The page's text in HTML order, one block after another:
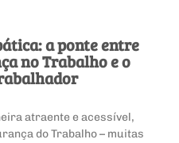
a ponte entre
no Trabalho e o
atraente e acessível,
do Trabalho – muitas